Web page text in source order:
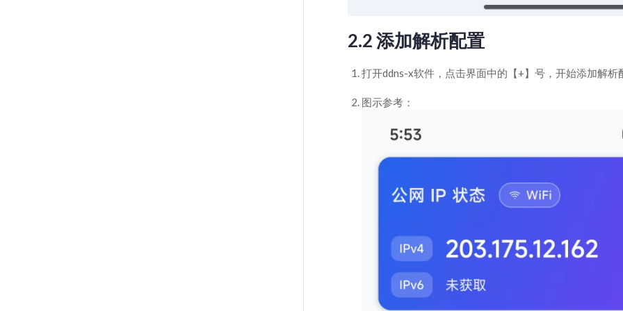
2.2 添加解析配置
打开ddns-x软件，点击界面中的【+】号，开始添加解析
图示参考：